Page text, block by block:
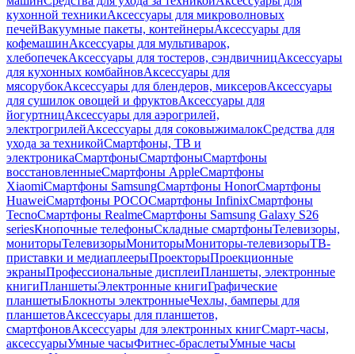
кухонной техникиАксессуары для микроволновых
печейВакуумные пакеты, контейнерыАксессуары для
кофемашинАксессуары для мультиварок,
хлебопечекАксессуары для тостеров, сэндвичницАксессуары
для кухонных комбайновАксессуары для
мясорубокАксессуары для блендеров, миксеровАксессуары
для сушилок овощей и фруктовАксессуары для
йогуртницАксессуары для аэрогрилей,
электрогрилейАксессуары для соковыжималокСредства для
ухода за техникойСмартфоны, ТВ и
электроникаСмартфоныСмартфоныСмартфоны
восстановленныеСмартфоны AppleСмартфоны
XiaomiСмартфоны SamsungСмартфоны HonorСмартфоны
HuaweiСмартфоны POCOСмартфоны InfinixСмартфоны
TecnoСмартфоны RealmeСмартфоны Samsung Galaxy S26
seriesКнопочные телефоныСкладные смартфоныТелевизоры,
мониторыТелевизорыМониторыМониторы-телевизорыТВ-
приставки и медиаплеерыПроекторыПроекционные
экраныПрофессиональные дисплеиПланшеты, электронные
книгиПланшетыЭлектронные книгиГрафические
планшетыБлокноты электронныеЧехлы, бамперы для
планшетовАксессуары для планшетов,
смартфоновАксессуары для электронных книгСмарт-часы,
аксессуарыУмные часыФитнес-браслетыУмные часы